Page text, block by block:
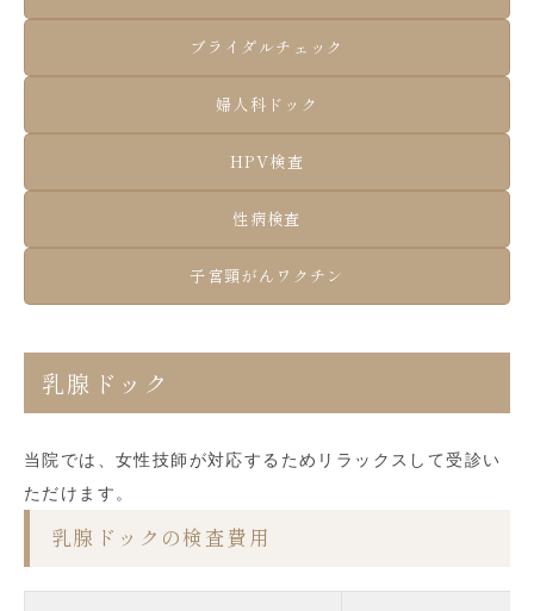
ブライダルチェック
婦人科ドック
HPV検査
性病検査
子宮頸がんワクチン
乳腺ドック
当院では、女性技師が対応するためリラックスして受診い
ただけます。
乳腺ドックの検査費用